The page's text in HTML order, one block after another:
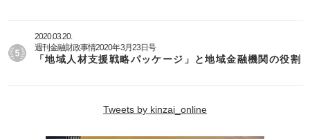
2020.03.20.
週刊金融財政事情2020年3月23日号
「地域人材支援戦略パッケージ」と地域金融機関の役割
Tweets by kinzai_online